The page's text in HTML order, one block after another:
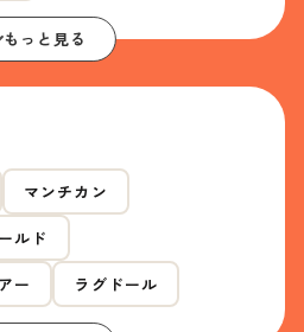
もっと見る
マンチカン
ルド
ー ラグドール